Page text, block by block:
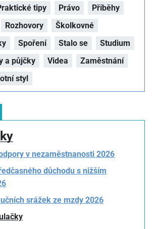
tipy Právo
Příběhy
Rozhovory
Školkovné
Spoření Stalo se
Studium
a půjčky Videa
Zaměstnání
styl
v nezaměstnanosti 2026
důchodu s nižším
srážek ze mzdy 2026